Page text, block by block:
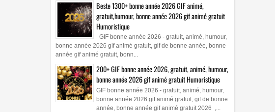
Beste 1300+ bonne année 2026 GIF animé,
gratuit,humour, bonne année 2026 gif animé gratuit
Humoristique
GIF bonne année 2026 - gratuit, animé, humour,
bonne année 2026 gif animé gratuit, gif de bonne année, bonne
année gif animé gratuit, bonn...
200+ GIF bonne année 2026, gratuit, animé, humour,
bonne année 2026 gif animé gratuit Humoristique
GIF bonne année 2026 - gratuit, animé, humour,
bonne année 2026 gif animé gratuit, gif de bonne
année, bonne année gif animé gratuit 2026 ,...